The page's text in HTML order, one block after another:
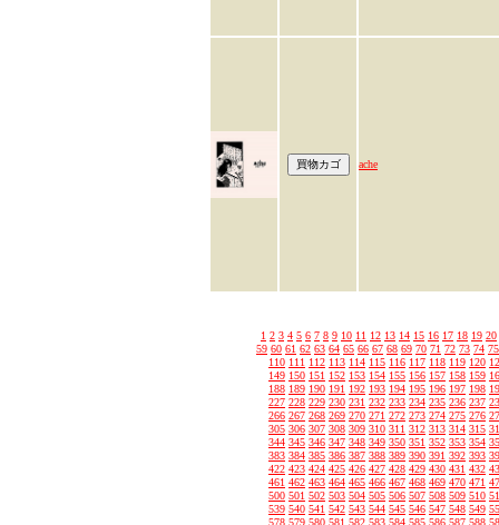
ache
1 2 3 4 5 6 7 8 9 10 11 12 13 14 15 16 17 18 19 20
59 60 61 62 63 64 65 66 67 68 69 70 71 72 73 74 75
110 111 112 113 114 115 116 117 118 119 120
149 150 151 152 153 154 155 156 157 158 159
188 189 190 191 192 193 194 195 196 197 198
227 228 229 230 231 232 233 234 235 236 237
266 267 268 269 270 271 272 273 274 275 276
305 306 307 308 309 310 311 312 313 314 315
344 345 346 347 348 349 350 351 352 353 354
383 384 385 386 387 388 389 390 391 392 393
422 423 424 425 426 427 428 429 430 431 432
461 462 463 464 465 466 467 468 469 470 471
500 501 502 503 504 505 506 507 508 509 510
539 540 541 542 543 544 545 546 547 548 549
578 579 580 581 582 583 584 585 586 587 588